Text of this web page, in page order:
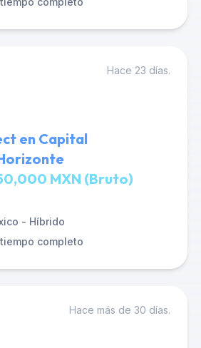
Hace 23 días.
en Capital
MXN (Bruto)
- Híbrido
completo
Hace más de 30 días.